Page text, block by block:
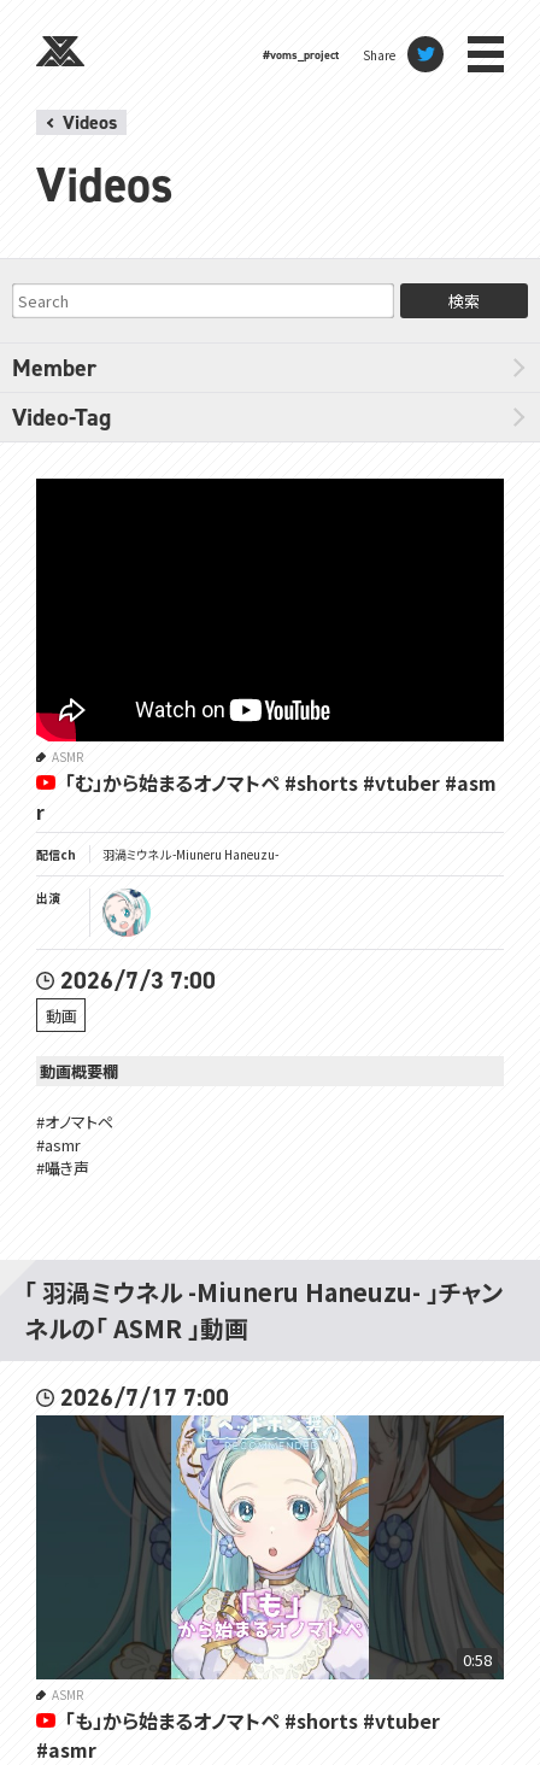
#voms_project Share
Videos
Videos
検索
Member
Video-Tag
ASMR
「む」から始まるオノマトペ #shorts #vtuber #asm
r
配信ch 羽渦ミウネル -Miuneru Haneuzu-
出演
2026/7/3 7:00
動画
動画概要欄
#オノマトペ
#asmr
#囁き声
「 羽渦ミウネル -Miuneru Haneuzu- 」チャン
ネルの「 ASMR 」動画
2026/7/17 7:00
0:58
ASMR
「も」から始まるオノマトペ #shorts #vtuber
#asmr